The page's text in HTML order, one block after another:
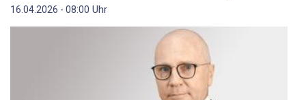
16.04.2026 - 08:00 Uhr